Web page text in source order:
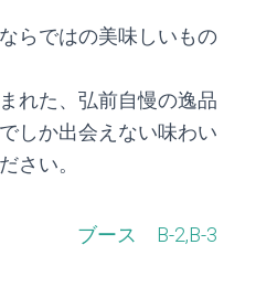
らではの美味しいもの
れた、弘前自慢の逸品
しか出会えない味わい
さい。
ブース B-2,B-3